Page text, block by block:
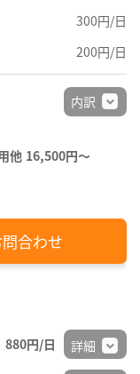
300円/日
200円/日
他 16,500円〜
内訳
合わせ
880円/日 詳細